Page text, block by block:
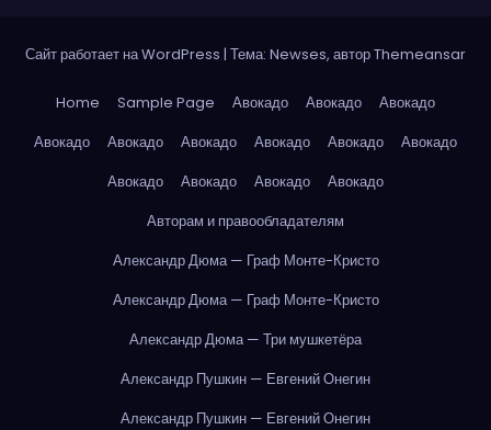
Сайт работает на WordPress | Тема: Newses, авторThemeansar
Home Sample Page Авокадо Авокадо
Авокадо
Авокадо
Авокадо Авокадо Авокадо Авокадо
Авокадо
Авокадо
Авокадо Авокадо
Авокадо
Авторам и правообладателям
Александр Дюма — Граф Монте-Кристо
Александр Дюма — Граф Монте-Кристо
Александр Дюма — Три мушкетёра
Александр Пушкин — Евгений Онегин
Александр Пушкин — Евгений Онегин